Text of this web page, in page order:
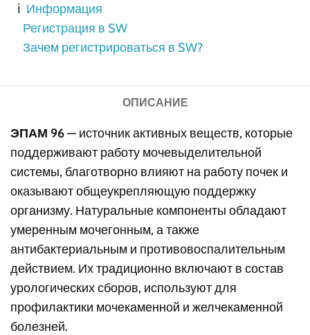
ℹ️ Информация
Регистрация в SW
Зачем регистрироваться в SW?
ОПИСАНИЕ
ЭПАМ 96— источник активных веществ, которые
поддерживают работу мочевыделительной
системы, благотворно влияют на работу почек и
оказывают общеукрепляющую поддержку
организму. Натуральные компоненты обладают
умеренным мочегонным, а также
антибактериальным и противовоспалительным
действием. Их традиционно включают в состав
урологических сборов, используют для
профилактики мочекаменной и желчекаменной
болезней.